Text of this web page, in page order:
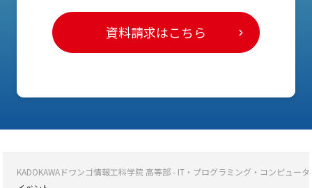
資料請求はこちら
KADOKAWAドワンゴ情報工科学院 高等部 - IT・プログラミング・コンピュー